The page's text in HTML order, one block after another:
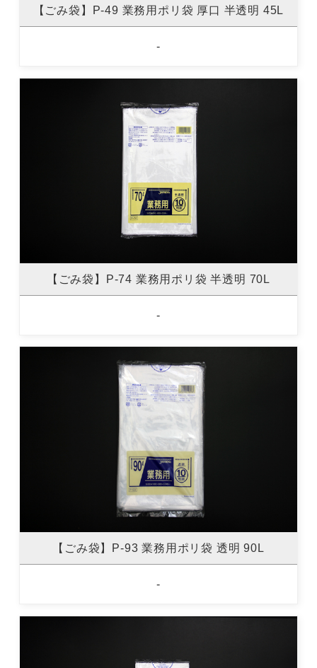
【ごみ袋】P-49 業務用ポリ袋 厚口 半透明 45L
-
【ごみ袋】P-74 業務用ポリ袋 半透明 70L
-
【ごみ袋】P-93 業務用ポリ袋 透明 90L
-